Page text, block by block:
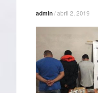
admin/abril 2, 2019